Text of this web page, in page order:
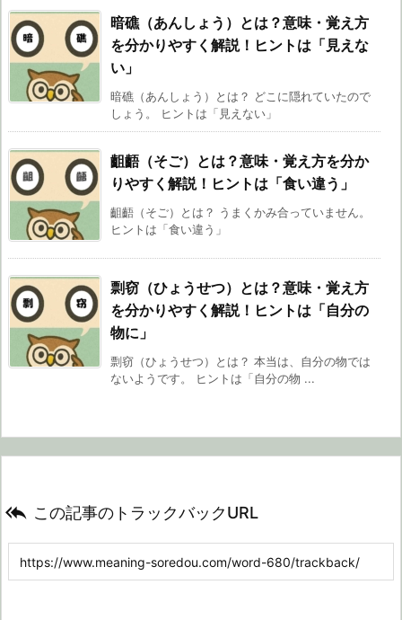
暗礁（あんしょう）とは？意味・覚え方
を分かりやすく解説！ヒントは「見えな
い」
暗礁（あんしょう）とは？ どこに隠れていたので
しょう。 ヒントは「見えない」
齟齬（そご）とは？意味・覚え方を分か
りやすく解説！ヒントは「食い違う」
齟齬（そご）とは？ うまくかみ合っていません。
ヒントは「食い違う」
剽窃（ひょうせつ）とは？意味・覚え方
を分かりやすく解説！ヒントは「自分の
物に」
剽窃（ひょうせつ）とは？ 本当は、自分の物では
ないようです。 ヒントは「自分の物 ...
 この記事のトラックバックURL